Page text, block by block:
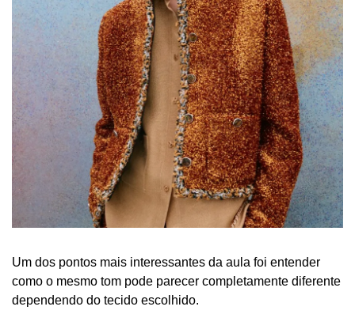
Um dos pontos mais interessantes da aula foi entender
como o mesmo tom pode parecer completamente diferente
dependendo do tecido escolhido.